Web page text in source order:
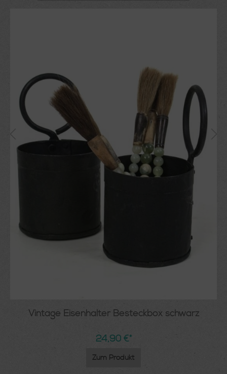
Vintage Eisenhalter Besteckbox schwarz
24,90 €*
Zum Produkt